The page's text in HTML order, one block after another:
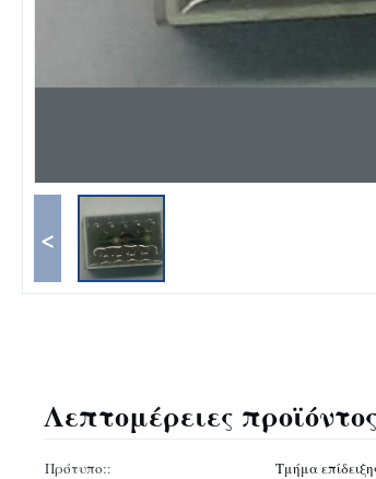
<
Λεπτομέρειες προϊόντος
Πρότυπο:: Τμήμα